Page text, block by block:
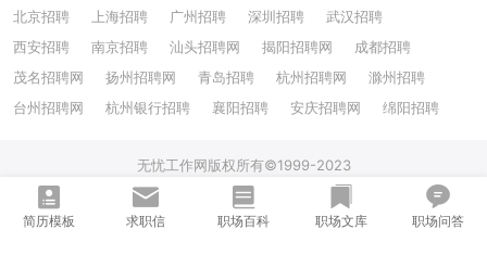
北京招聘 上海招聘 广州招聘 深圳招聘
武汉招聘
西安招聘
南京招聘 汕头招聘网 揭阳招聘网
成都招聘
茂名招聘网
扬州招聘网 青岛招聘 杭州招聘网
滁州招聘
台州招聘网
杭州银行招聘 襄阳招聘 安庆招聘网
绵阳招聘
上饶招聘网无忧工作网版权所有©1999-2023
51job.com (沪ICP备12015550号-5)
电子营业执照 | 人力资源服务许可证
简历模板 求职信 职场百科 职场文库 职场问答